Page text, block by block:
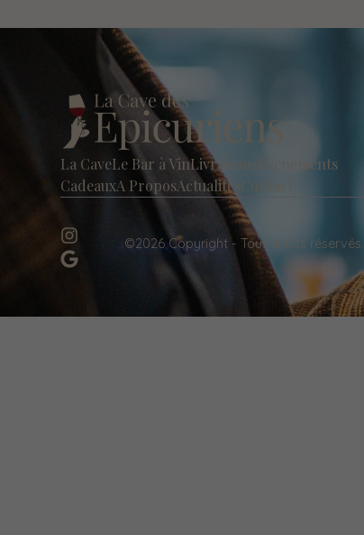
La CaveLe Bar à VinLivraisons Evenements
CadeauxA ProposActualitésContact
©2026 Copyright - Tous droits réservés.